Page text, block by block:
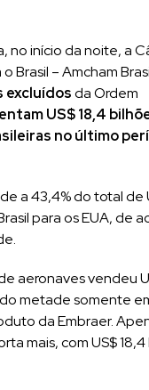
no início da noite, a
Brasil – Amcham
da Ordem
US$ 18,4
no último
a 43,4% do total de
para os EUA, de
aeronaves vendeu
metade somente
da Embraer.
mais, com US$